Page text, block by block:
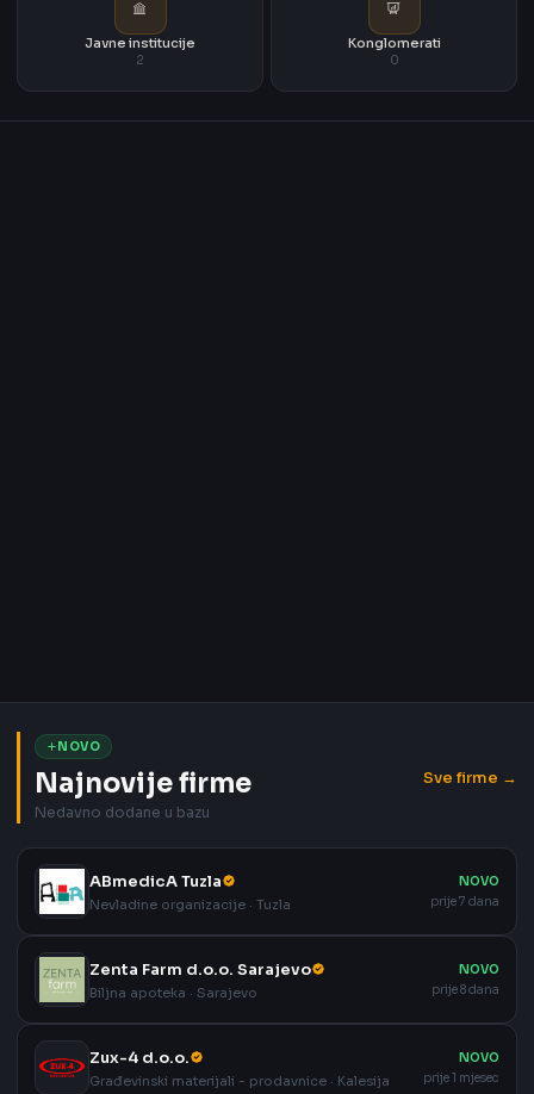
Javne institucije
2
Konglomerati
0
NOVO
Najnovije firme
Nedavno dodane u bazu
Sve firme →
ABmedicA Tuzla
Nevladine organizacije · Tuzla
NOVO
prije 7 dana
Zenta Farm d.o.o. Sarajevo
Biljna apoteka · Sarajevo
NOVO
prije 8 dana
Zux-4 d.o.o.
Građevinski materijali - prodavnice · Kalesija
NOVO
prije 1 mjesec